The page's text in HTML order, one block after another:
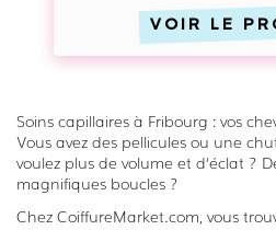
t
é
p
i
s
s
i
VOIR LE
Soins capillaires à Fribourg : vos
Vous avez des pellicules ou une
voulez plus de volume et d‘éclat ?
magnifiques boucles ?
Chez CoiffureMarket.com, vous